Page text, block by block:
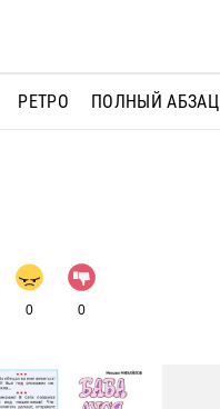
РЕТРО ПОЛНЫЙ АБЗАЦ
0 0